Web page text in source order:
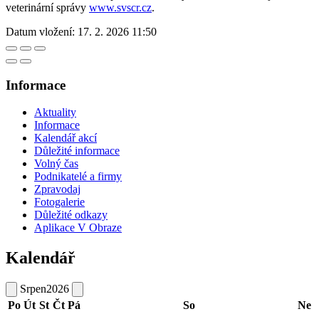
veterinární správy www.svscr.cz.
Datum vložení: 17. 2. 2026 11:50
Informace
Aktuality
Informace
Kalendář akcí
Důležité informace
Volný čas
Podnikatelé a firmy
Zpravodaj
Fotogalerie
Důležité odkazy
Aplikace V Obraze
Kalendář
Srpen2026
Po Út St Čt Pá So Ne